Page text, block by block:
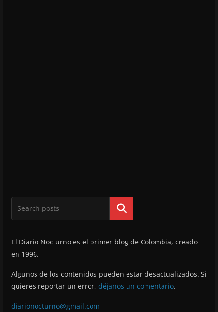
Buscar
El Diario Nocturno es el primer blog de Colombia, creado
en 1996.
Algunos de los contenidos pueden estar desactualizados. Si
quieres reportar un error, déjanos un comentario.
diarionocturno@gmail.com